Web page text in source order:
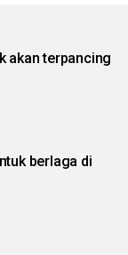
akan terpancing
berlaga di